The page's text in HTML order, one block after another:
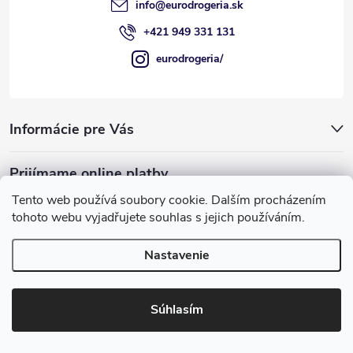
Tento web používá soubory cookie. Dalším procházením
tohoto webu vyjadřujete souhlas s jejich používáním.
Nastavenie
Súhlasím
Informácie pre Vás
info@eurodrogeria.sk
+421 949 331 131
eurodrogeria/
Prijímame online platby
Copyright 2026eurodrogeria. Všetky práva vyhradené.Upraviť
nastavenie cookies